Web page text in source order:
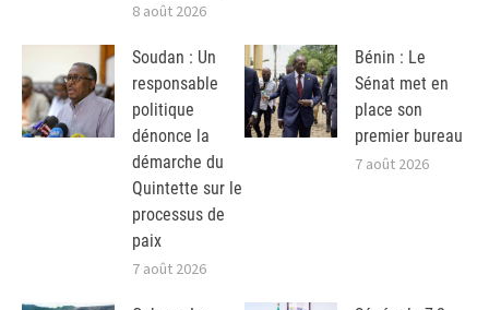
8 août 2026
Soudan : Un
responsable
politique
dénonce la
démarche du
Quintette sur le
processus de
paix
7 août 2026
Bénin : Le
Sénat met en
place son
premier bureau
7 août 2026